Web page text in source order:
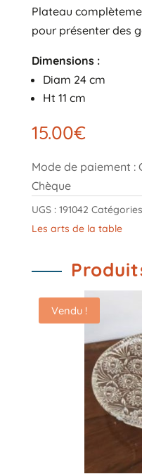
Plateau
pour présenter des
Dimensions :
Diam 24 cm
Ht 11 cm
15.00€
Mode de paiement :
Chèque
UGS : 191042
Les arts de la table
Vendu !